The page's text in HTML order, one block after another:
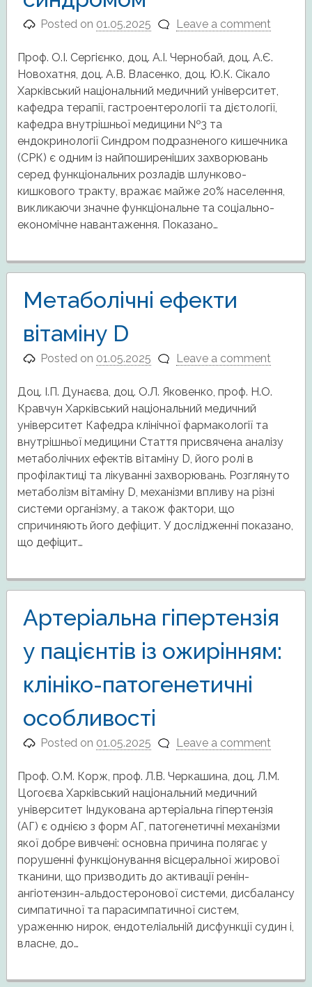
Posted on 01.05.2025 Leave a comment
Проф. О.І. Сергієнко, доц. А.І. Чернобай, доц. А.Є.
Новохатня, доц. А.В. Власенко, доц. Ю.К. Сікало
Харківський національний медичний університет,
кафедра терапії, гастроентерології та дієтології,
кафедра внутрішньої медицини №3 та
ендокринології Синдром подразненого кишечника
(СРК) є одним із найпоширеніших захворювань
серед функціональних розладів шлунково-
кишкового тракту, вражає майже 20% населення,
викликаючи значне функціональне та соціально-
економічне навантаження. Показано…
Метаболічні ефекти
вітаміну D
Posted on 01.05.2025 Leave a comment
Доц. І.П. Дунаєва, доц. О.Л. Яковенко, проф. Н.О.
Кравчун Харківський національний медичний
університет Кафедра клінічної фармакології та
внутрішньої медицини Стаття присвячена аналізу
метаболічних ефектів вітаміну D, його ролі в
профілактиці та лікуванні захворювань. Розглянуто
метаболізм вітаміну D, механізми впливу на різні
системи організму, а також фактори, що
спричиняють його дефіцит. У дослідженні показано,
що дефіцит…
Артеріальна гіпертензія
у пацієнтів із ожирінням:
клініко-патогенетичні
особливості
Posted on 01.05.2025 Leave a comment
Проф. О.М. Корж, проф. Л.В. Черкашина, доц. Л.М.
Цогоєва Харківський національний медичний
університет Індукована артеріальна гіпертензія
(АГ) є однією з форм АГ, патогенетичні механізми
якої добре вивчені: основна причина полягає у
порушенні функціонування вісцеральної жирової
тканини, що призводить до активації ренін-
ангіотензин-альдостеронової системи, дисбалансу
симпатичної та парасимпатичної систем,
ураженню нирок, ендотеліальній дисфункції судин і,
власне, до…